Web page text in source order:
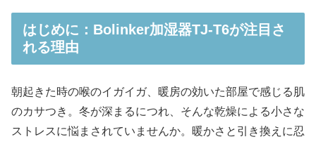
はじめに：Bolinker加湿器TJ-T6が注目さ
れる理由
朝起きた時の喉のイガイガ、暖房の効いた部屋で感じる肌
のカサつき。冬が深まるにつれ、そんな乾燥による小さな
ストレスに悩まされていませんか。暖かさと引き換えに忍